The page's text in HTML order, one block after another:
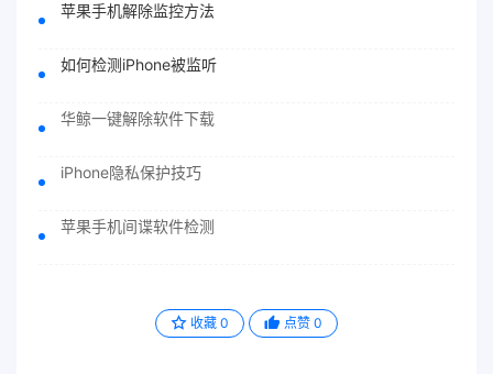
苹果手机解除监控方法
如何检测iPhone被监听
华鲸一键解除软件下载
iPhone隐私保护技巧
苹果手机间谍软件检测
收藏 0 点赞 0